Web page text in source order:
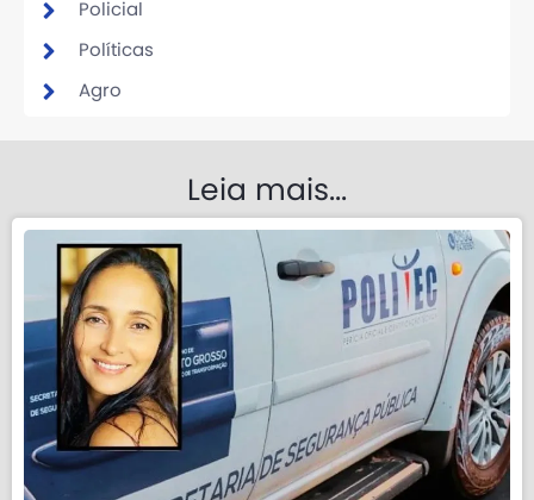
Policial
Políticas
Agro
Leia mais...